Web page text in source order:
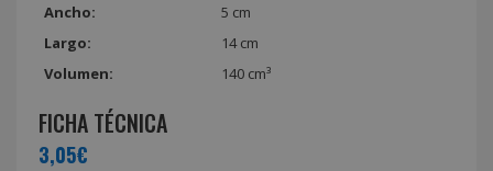
Ancho:
5 cm
Largo:
14 cm
Volumen:
140 cm³
FICHA TÉCNICA
3,05€